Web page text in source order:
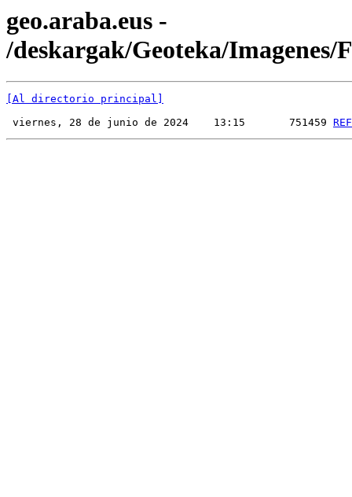
geo.araba.eus -
/deskargak/Geoteka/Imagenes/
[Al directorio principal]
viernes, 28 de junio de 2024    13:15       751459